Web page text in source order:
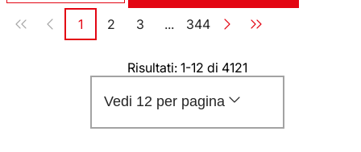
Paginazione
Pagina
1 Pagina
2 Pagina
3 ... Pagina
344
Risultati: 1-12 di 4121
Vedi 12 per pagina